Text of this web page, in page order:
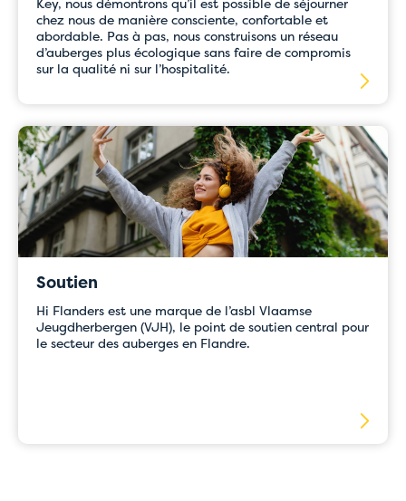
chez nous de manière consciente, confortable et
abordable. Pas à pas, nous construisons un réseau
d’auberges plus écologique sans faire de compromis
sur la qualité ni sur l’hospitalité.
Soutien
Hi Flanders est une marque de l’asbl Vlaamse
Jeugdherbergen (VJH), le point de soutien central pour
le secteur des auberges en Flandre.